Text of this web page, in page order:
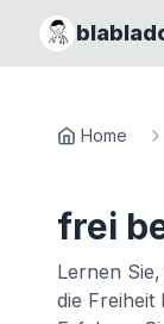
Home
frei
Lernen
die